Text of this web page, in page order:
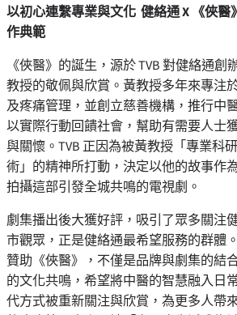
以初心連繫專業與文化 健絡通 X 《俠醫
作典範
《俠醫》的誕生，源於 TVB 對健絡通創
教授的敬佩與欣賞。黃教授多年來專注
及疼痛管理，並創立慈善機構，推行中
以實際行動回饋社會，幫助有需要人士
與關懷。TVB 正因為被黃教授「專業科
術」的精神所打動，決定以他的故事作
拍攝這部引發全城共鳴的電視劇。
劇集播出後大獲好評，吸引了眾多關注
市觀眾，正是健絡通最希望服務的群體
贊助《俠醫》，不僅是品牌與劇集的結
的文化共鳴，希望將中醫的智慧融入日
代方式被重新關注與欣賞，為更多人帶